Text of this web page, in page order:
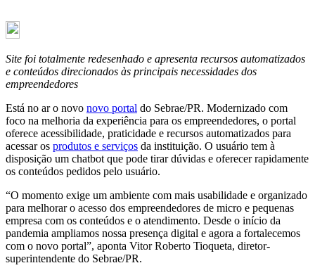
Site foi totalmente redesenhado e apresenta recursos automatizados
e conteúdos direcionados às principais necessidades dos
empreendedores
Está no ar o novo novo portal do Sebrae/PR. Modernizado com
foco na melhoria da experiência para os empreendedores, o portal
oferece acessibilidade, praticidade e recursos automatizados para
acessar os produtos e serviços da instituição. O usuário tem à
disposição um chatbot que pode tirar dúvidas e oferecer rapidamente
os conteúdos pedidos pelo usuário.
“O momento exige um ambiente com mais usabilidade e organizado
para melhorar o acesso dos empreendedores de micro e pequenas
empresa com os conteúdos e o atendimento. Desde o início da
pandemia ampliamos nossa presença digital e agora a fortalecemos
com o novo portal”, aponta Vitor Roberto Tioqueta, diretor-
superintendente do Sebrae/PR.